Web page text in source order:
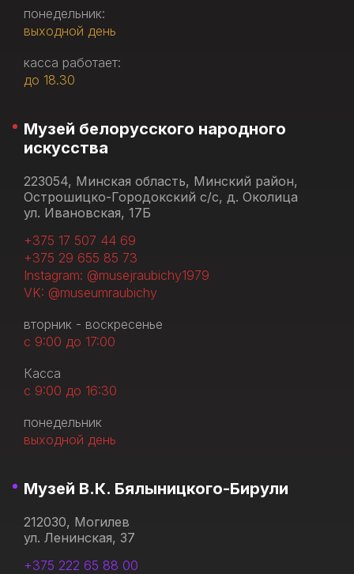
понедельник:
выходной день
касса работает:
до 18.30
Музей белорусского народного
искусства
223054, Минская область, Минский район,
Острошицко-Городокский с/с, д. Околица
ул. Ивановская, 17Б
+375 17 507 44 69
+375 29 655 85 73
Instagram: @musejraubichy1979
VK: @museumraubichy
вторник - воскресенье
с 9:00 до 17:00
Касса
с 9:00 до 16:30
понедельник
выходной день
Музей В.К. Бялыницкого-Бирули
212030, Могилев
ул. Ленинская, 37
+375 222 65 88 00